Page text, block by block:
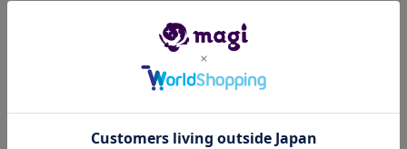
出品がPSAやBGSの場合、magiアプリのカタロ
グ画像を使用したイメージ画像を採用している場
合があります。画像表面の一枚の出品時は実物の
鑑定番号とは異なる出品や1edやアンリミなどの
バージョン違いとなる場合があります。細かなご